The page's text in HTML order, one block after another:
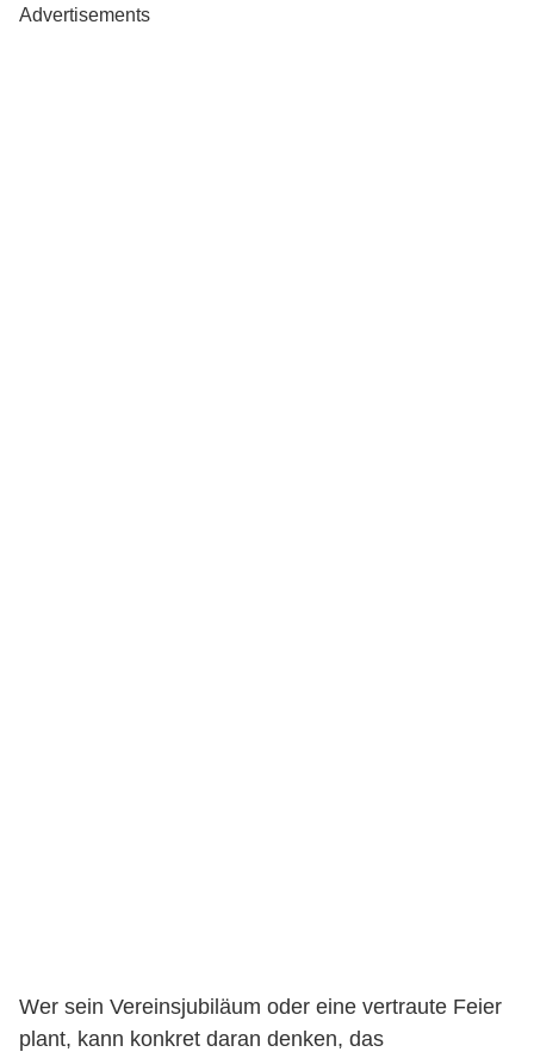
Advertisements
Wer sein Vereinsjubiläum oder eine vertraute Feier
plant, kann konkret daran denken, das